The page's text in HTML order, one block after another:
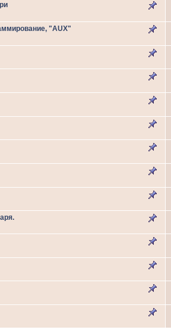
"AUX"